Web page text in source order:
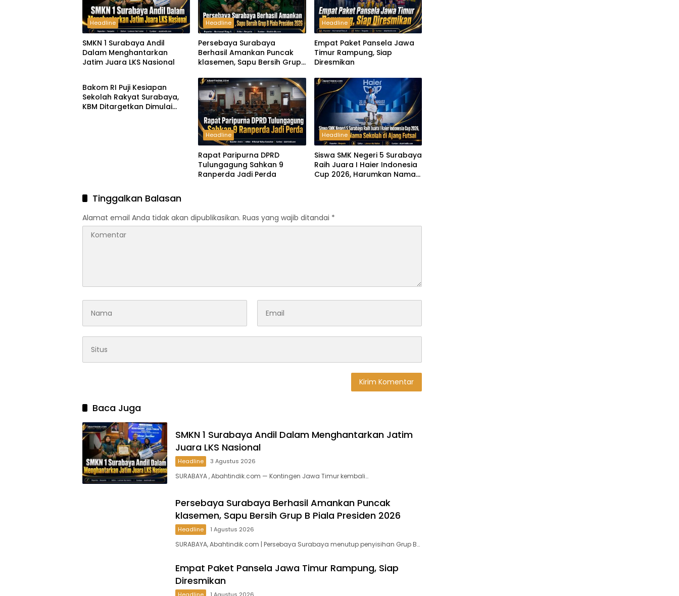
Headline
SMKN 1 Surabaya Andil
Dalam Menghantarkan
Jatim Juara LKS Nasional
Headline
Persebaya Surabaya
Berhasil Amankan Puncak
klasemen, Sapu Bersih Grup
Headline
Empat Paket Pansela Jawa
Timur Rampung, Siap
Diresmikan
Headline
Bakom RI Puji Kesiapan
Sekolah Rakyat Surabaya,
KBM Ditargetkan Dimulai
Headline
Rapat Paripurna DPRD
Tulungagung Sahkan 9
Ranperda Jadi Perda
Headline
Siswa SMK Negeri 5 Surabaya
Raih Juara I Haier Indonesia
Cup 2026, Harumkan Nama
Tinggalkan Balasan
Alamat email Anda tidak akan dipublikasikan. Ruas yang wajib ditandai *
Baca Juga
SMKN 1 Surabaya Andil Dalam Menghantarkan Jatim
Juara LKS Nasional
Headline 3 Agustus 2026
SURABAYA , Abahtindik.com — Kontingen Jawa Timur kembali…
Persebaya Surabaya Berhasil Amankan Puncak
klasemen, Sapu Bersih Grup B Piala Presiden 2026
Headline 1 Agustus 2026
SURABAYA, Abahtindik.com | Persebaya Surabaya menutup penyisihan Grup B…
Empat Paket Pansela Jawa Timur Rampung, Siap
Diresmikan
Headline 1 Agustus 2026